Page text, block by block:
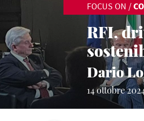
FOCUS ON /
RFI,
Dario
14 ottobre